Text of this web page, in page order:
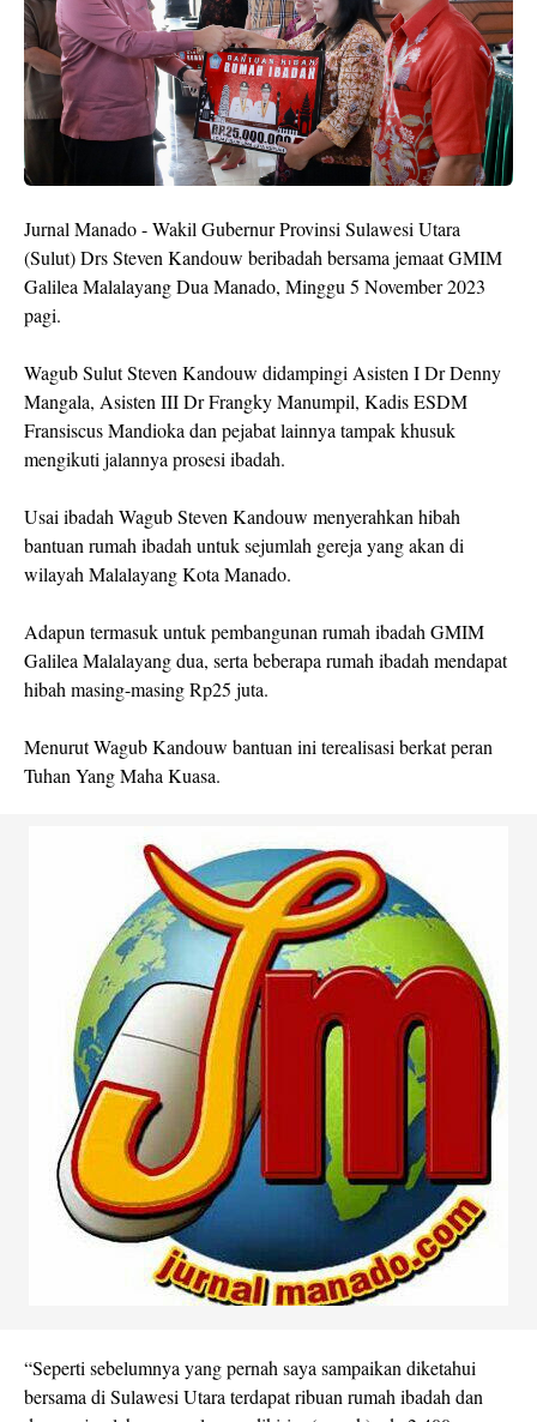
Jurnal Manado - Wakil Gubernur Provinsi Sulawesi Utara
(Sulut) Drs Steven Kandouw beribadah bersama jemaat GMIM
Galilea Malalayang Dua Manado, Minggu 5 November 2023
pagi.
Wagub Sulut Steven Kandouw didampingi Asisten I Dr Denny
Mangala, Asisten III Dr Frangky Manumpil, Kadis ESDM
Fransiscus Mandioka dan pejabat lainnya tampak khusuk
mengikuti jalannya prosesi ibadah.
Usai ibadah Wagub Steven Kandouw menyerahkan hibah
bantuan rumah ibadah untuk sejumlah gereja yang akan di
wilayah Malalayang Kota Manado.
Adapun termasuk untuk pembangunan rumah ibadah GMIM
Galilea Malalayang dua, serta beberapa rumah ibadah mendapat
hibah masing-masing Rp25 juta.
Menurut Wagub Kandouw bantuan ini terealisasi berkat peran
Tuhan Yang Maha Kuasa.
“Seperti sebelumnya yang pernah saya sampaikan diketahui
bersama di Sulawesi Utara terdapat ribuan rumah ibadah dan